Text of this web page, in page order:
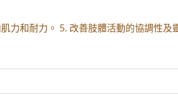
力和耐力。 5. 改善肢體活動的協調性